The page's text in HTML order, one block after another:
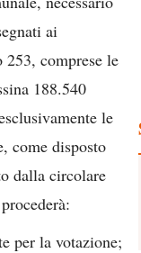
ai
comprese le
188.540
le
come disposto
dalla circolare
per la votazione;